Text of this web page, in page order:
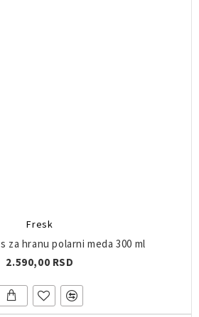
Fresk
za hranu polarni meda 300 ml
2.590,00 RSD